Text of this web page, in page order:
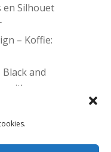
en Silhouet
– Koffie:
and
it!